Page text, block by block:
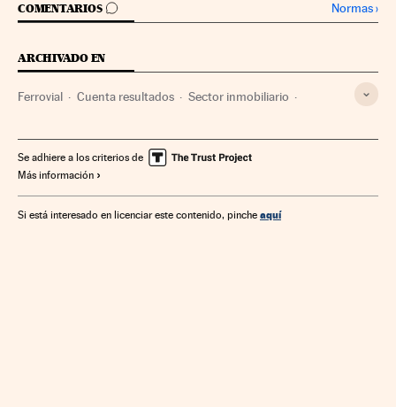
COMENTARIOS
IR A LOS COMENTARIOS Normas›
ARCHIVADO EN
Ferrovial Cuenta resultados Sector inmobiliario
Construcción Obras públicas Empresas
Se adhiere a los criterios de
Más información
Si está interesado en licenciar este contenido, pinche aquí